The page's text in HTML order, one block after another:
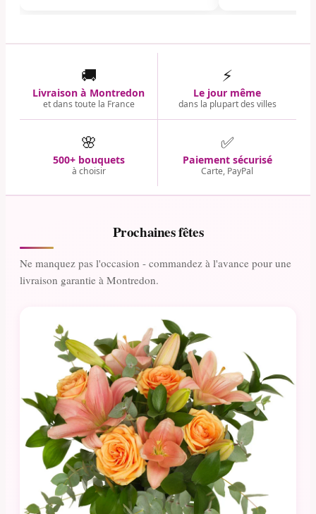
🚚
Livraison à Montredon
et dans toute la France
⚡
Le jour même
dans la plupart des villes
🌸
500+ bouquets
à choisir
✅
Paiement sécurisé
Carte, PayPal
Prochaines fêtes
Ne manquez pas l'occasion - commandez à l'avance pour une
livraison garantie à Montredon.